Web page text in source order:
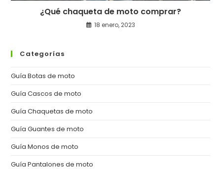
¿Qué chaqueta de moto comprar?
18 enero, 2023
Categorías
Guía Botas de moto
Guía Cascos de moto
Guía Chaquetas de moto
Guía Guantes de moto
Guía Monos de moto
Guía Pantalones de moto